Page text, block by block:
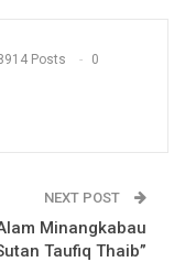
Posts 0
NEXT POST
Minangkabau
Taufiq Thaib”